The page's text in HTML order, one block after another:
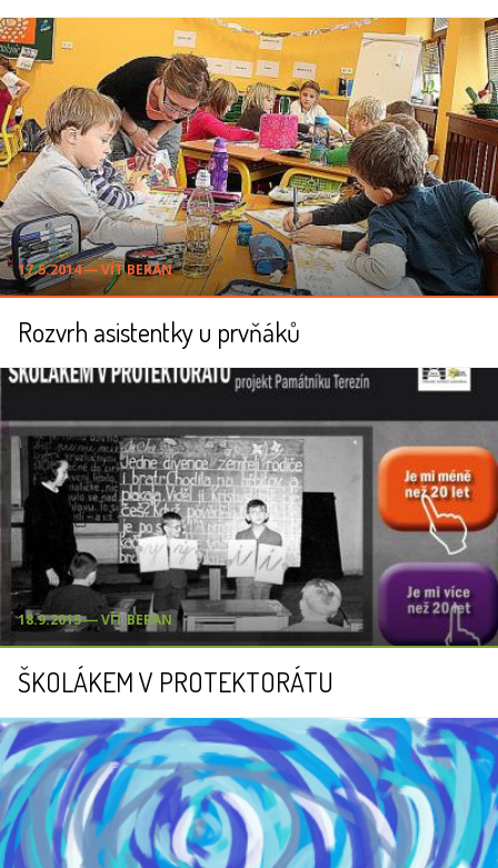
17.5.2014 ― VÍT BERAN
Rozvrh asistentky u prvňáků
18.9.2015 ― VÍT BERAN
ŠKOLÁKEM V PROTEKTORÁTU